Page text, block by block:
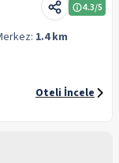
4.3/5
1.4 km
Oteli İncele